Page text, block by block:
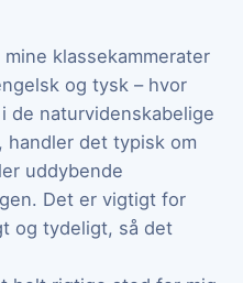
klassekammerater
og tysk – hvor
de naturvidenskabelige
det typisk om
uddybende
Det er vigtigt for
og tydeligt, så det